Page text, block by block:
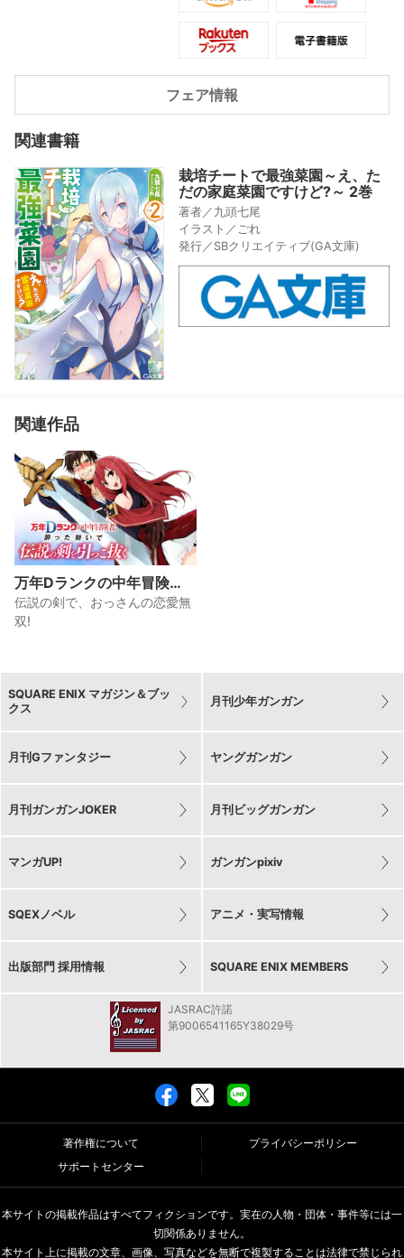
待望の2回目のデートも…?
おいしくてハッピーな最終話に乞うご
期待♡ 描き下ろし漫画とイラストも特
別収録!
フェア情報
関連書籍
栽培チートで最強菜園～え、た
だの家庭菜園ですけど?～ 2巻
著者／九頭七尾
イラスト／ごれ
発行／SBクリエイティブ(GA文庫)
関連作品
万年Dランクの中年冒険
者、酔った勢いで伝説の剣
を引っこ抜く
伝説の剣で、おっさんの恋愛無
双!
SQUARE ENIX マガジン＆ブッ
クス
月刊少年ガンガン
月刊Gファンタジー ヤングガンガン
月刊ガンガンJOKER 月刊ビッグガンガン
マンガUP! ガンガンpixiv
SQEXノベル アニメ・実写情報
出版部門 採用情報 SQUARE ENIX MEMBERS
JASRAC許諾
第9006541165Y38029号
著作権について
プライバシーポリシー
サポートセンター
本サイトの掲載作品はすべてフィクションです。実在の人物・団体・事件等には一
切関係ありません。
本サイト上に掲載の文章、画像、写真などを無断で複製することは法律で禁じられ